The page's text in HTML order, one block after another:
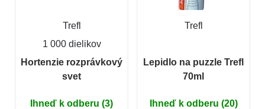
Trefl
1 000 dielikov
Hortenzie rozprávkový
svet
Ihneď k odberu (3)
Trefl
Lepidlo na puzzle Trefl
70ml
Ihneď k odberu (20)